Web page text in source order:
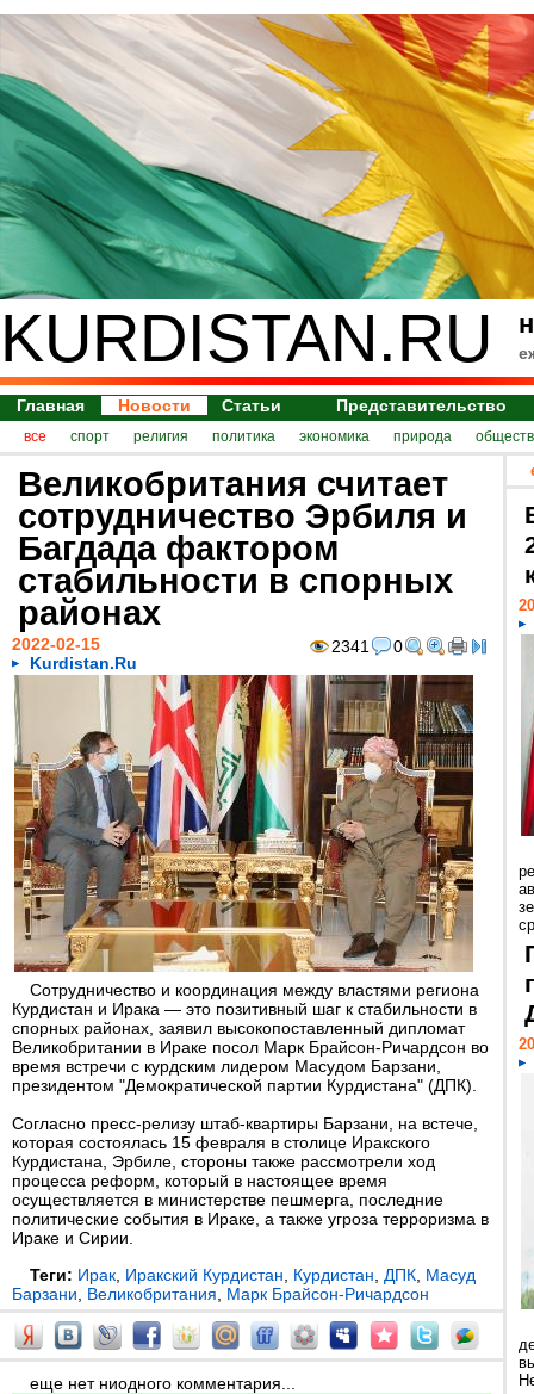
KURDISTAN.RU
Главная Новости Статьи Представительство
все спорт религия политика экономика природа
Великобритания считает
сотрудничество Эрбиля и
Багдада фактором
стабильности в спорных
районах
2341 0
2022-02-15
Kurdistan.Ru
Сотрудничество и координация между властями региона
Курдистан и Ирака — это позитивный шаг к стабильности в
спорных районах, заявил высокопоставленный дипломат
Великобритании в Ираке посол Марк Брайсон-Ричардсон во
время встречи с курдским лидером Масудом Барзани,
президентом "Демократической партии Курдистана" (ДПК).
Согласно пресс-релизу штаб-квартиры Барзани, на встече,
которая состоялась 15 февраля в столице Иракского
Курдистана, Эрбиле, стороны также рассмотрели ход
процесса реформ, который в настоящее время
осуществляется в министерстве пешмерга, последние
политические события в Ираке, а также угроза терроризма в
Ираке и Сирии.
Теги: Ирак Иракский Курдистан Курдистан ДПК Масуд
Барзани
Великобритания Марк Брайсон-Ричардсон
еще нет ниодного комментария...